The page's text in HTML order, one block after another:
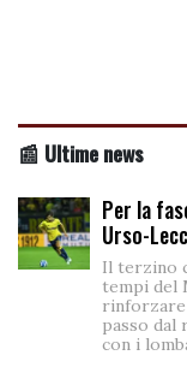
📰 Ultime news
Per la
Urso-
Il terzino
tempi del
rinforzare
passo dal
con i